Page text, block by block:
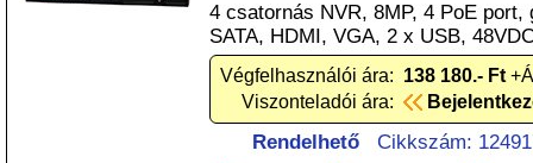
4 csatornás NVR, 8MP, 4 PoE port,
SATA, HDMI, VGA, 2 x USB,
Végfelhasználói ára: 138 180.- Ft
Viszonteladói ára:
Rendelhető
Cikkszám: